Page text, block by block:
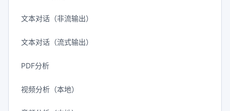
文本对话（非流输出）
文本对话（流式输出）
PDF分析
视频分析（本地）